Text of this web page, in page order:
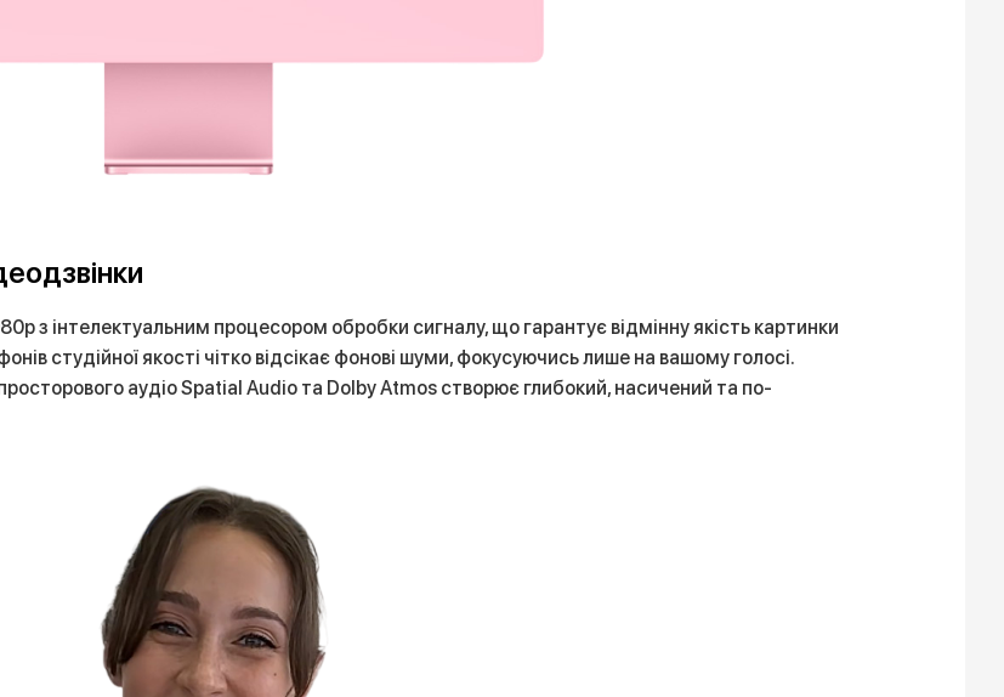
з інтелектуальним процесором обробки сигналу, що гарантує відмінну якість картинки
студійної якості чітко відсікає фонові шуми, фокусуючись лише на вашому голосі.
аудіо Spatial Audio та Dolby Atmos створює глибокий, насичений та по-